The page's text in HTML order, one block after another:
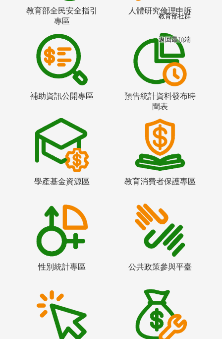
教育部全民安全指引
專區
人體研究倫理申訴
補助資訊公開專區
預告統計資料發布時
間表
學產基金資源區 教育消費者保護專區
性別統計專區 公共政策參與平臺
教育部社群
返回最頂端